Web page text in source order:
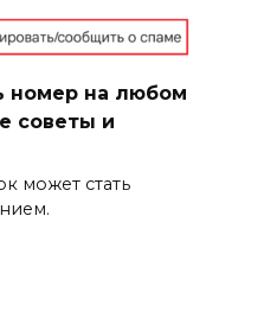
номер на любом
советы и
может стать